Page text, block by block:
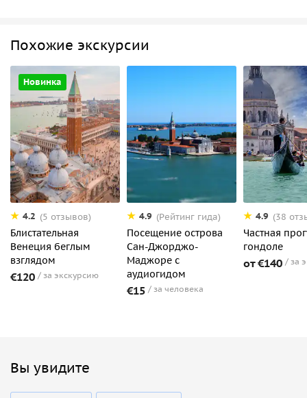
Похожие экскурсии
Новинка
4.2 (5 отзывов)
Блистательная
Венеция беглым
взглядом
€120 за экскурсию
4.9 (Рейтинг гида)
Посещение острова
Сан-Джорджо-
Маджоре с
аудиогидом
€15 за человека
4.9 (38
Частная
гондоле
от €140 за
Вы увидите